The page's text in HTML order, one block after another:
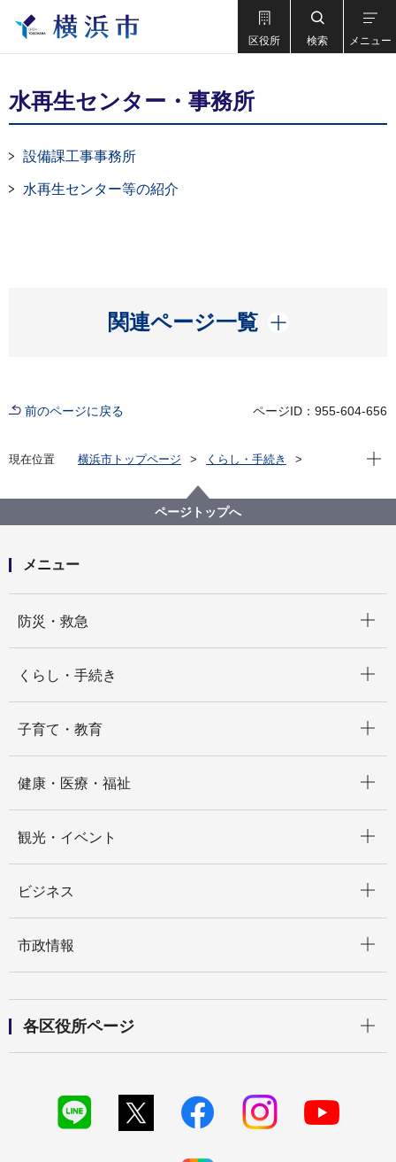
区役所 検索 メニュー
水再生センター・事務所
設備課工事事務所
水再生センター等の紹介
関連ページ一覧
開く
前のページに戻る ページID：955-604-656
現在位置 横浜市トップページ
くらし・手続き
水再生センター・事務所
現在
ページトップへ
メニュー
防災・救急
くらし・手続き
子育て・教育
健康・医療・福祉
観光・イベント
ビジネス
市政情報
各区役所ページ